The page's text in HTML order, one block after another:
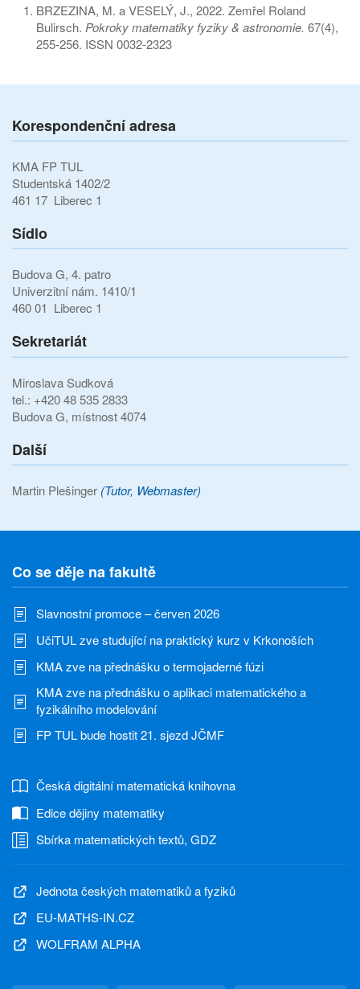
BRZEZINA, M. a VESELÝ, J., 2022. Zemřel Roland
Bulirsch. Pokroky matematiky fyziky & astronomie. 67(4),
255-256. ISSN 0032-2323
Korespondenční adresa
KMA FP TUL
Studentská 1402/2
461 17 Liberec 1
Sídlo
Budova G, 4. patro
Univerzitní nám. 1410/1
460 01 Liberec 1
Sekretariát
Miroslava Sudková
tel.: +420 48 535 2833
Budova G, místnost 4074
Další
Martin Plešinger (Tutor, Webmaster)
Co se děje na fakultě
Slavnostní promoce – červen 2026
UčiTUL zve studující na praktický kurz v Krkonoších
KMA zve na přednášku o termojaderné fúzi
KMA zve na přednášku o aplikaci matematického a
fyzikálního modelování
FP TUL bude hostit 21. sjezd JČMF
Česká digitální matematická knihovna
Edice dějiny matematiky
Sbírka matematických textů, GDZ
Jednota českých matematiků a fyziků
EU-MATHS-IN.CZ
WOLFRAM ALPHA